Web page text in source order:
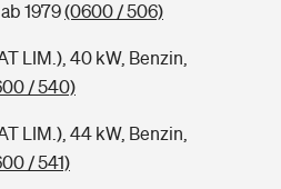
1979(0600 / 506)
LIM.), 40 kW, Benzin,
/ 540)
LIM.), 44 kW, Benzin,
/ 541)